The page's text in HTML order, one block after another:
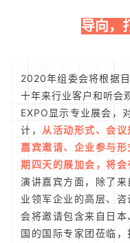
导向，
2020年组委会将根据
十年来行业客户和听会
EXPO显示专业展会，
计， 从活动形式、会议
嘉宾邀请、企业参与
期四天的展加会，将
演讲嘉宾方面，除了
业领军企业的高层、
会将邀请包含来自日
国的国际专家团莅临